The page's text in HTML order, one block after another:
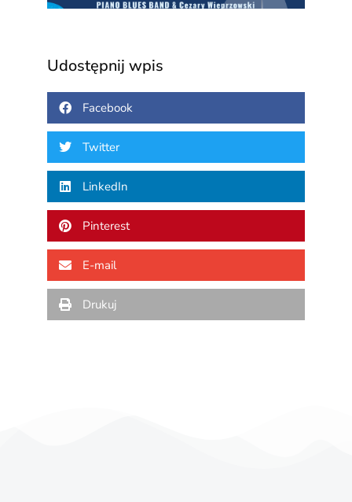
Udostępnij wpis
Facebook
Twitter
LinkedIn
Pinterest
E-mail
Drukuj